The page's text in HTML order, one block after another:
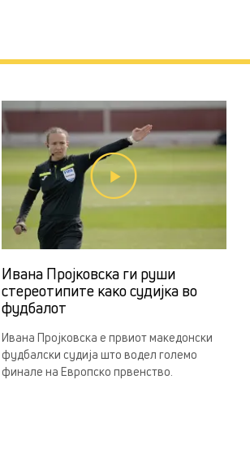
Ивана Пројковска ги руши
стереотипите како судијка во
фудбалот
Ивана Пројковска е првиот македонски
фудбалски судија што водел големо
финале на Европско првенство.